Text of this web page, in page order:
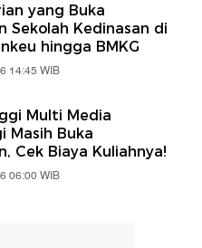
yang Buka
Sekolah Kedinasan di
hingga BMKG
14:45 WIB
Multi Media
Masih Buka
Cek Biaya Kuliahnya!
06:00 WIB